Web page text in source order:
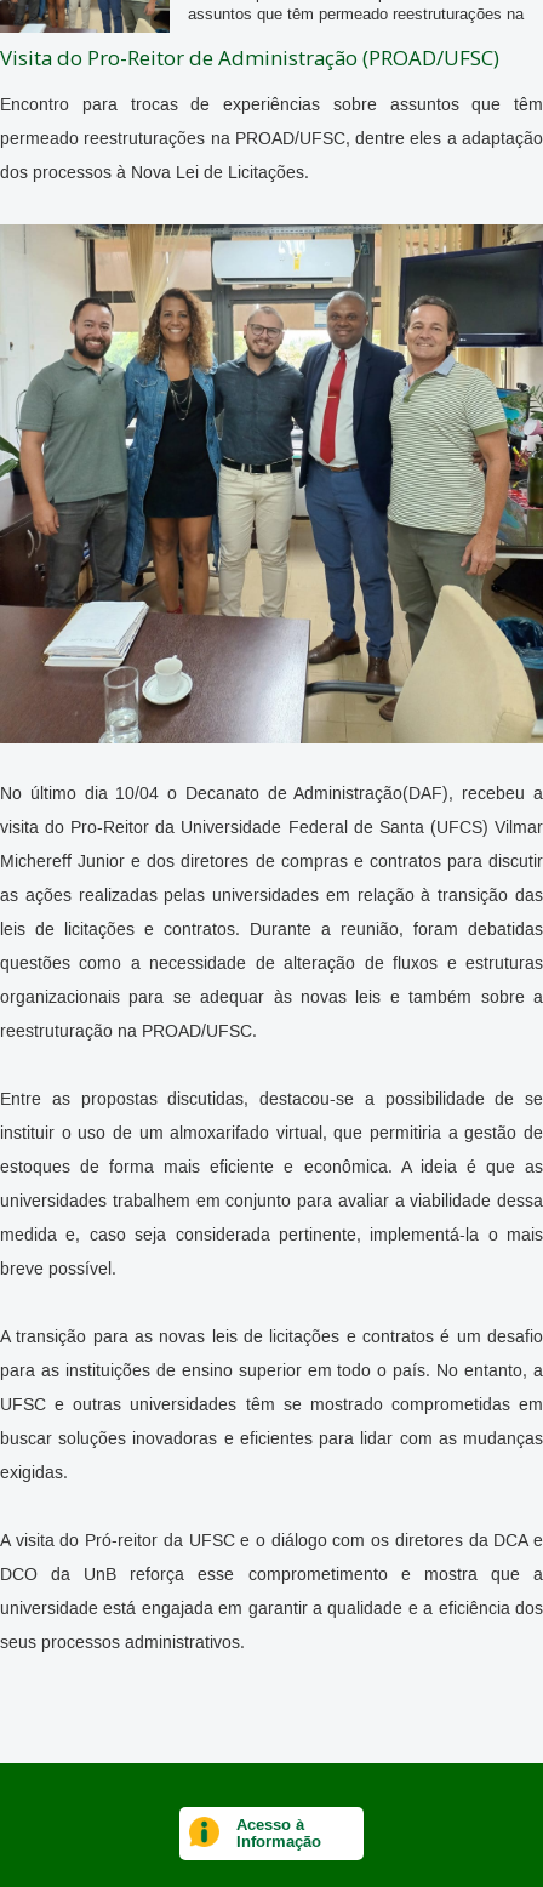
assuntos que têm permeado reestruturações na
processos à Nova Lei de Licitações. No último
dia 10/04 o Decanato de Administração(DAF),
recebeu a visita do Pro-Reitor da Universidade
Federal de Santa (UFCS) Vilmar Michereff Junior
e dos diretores de compras e contratos para
em relação à transição das leis de licitações e
questões como a necessidade de alteração de
fluxos e estruturas organizacionais para se
adequar às novas leis e também sobre a
reestruturação na PROAD/UFSC. Entre as
propostas discutidas, destacou-se a possibilidade
de se instituir o uso de um almoxarifado virtual,
que permitiria a gestão de estoques de forma
mais eficiente e econômica. A ideia é que as
universidades trabalhem em conjunto para avaliar
a viabilidade dessa medida e, caso seja
considerada pertinente, implementá-la o mais
breve possível. A transição para as novas leis de
licitações e contratos é um desafio para as
instituições de ensino superior em todo o país. No
entanto, a UFSC e outras universidades têm se
mostrado comprometidas em buscar soluções
inovadoras e eficientes para lidar com as
mudanças exigidas. A visita do Pró-reitor da
UFSC e o diálogo com os diretores da DCA e
DCO da UnB reforça esse comprometimento e
mostra que a universidade está engajada em
garantir a qualidade e a eficiência dos seus
processos administrativos.
Visita do Pro-Reitor de Administração (PROAD/UFSC)
Encontro para trocas de experiências sobre assuntos que têm
permeado reestruturações na PROAD/UFSC, dentre eles a adaptação
dos processos à Nova Lei de Licitações.
No último dia 10/04 o Decanato de Administração(DAF), recebeu a
visita do Pro-Reitor da Universidade Federal de Santa (UFCS) Vilmar
Michereff Junior e dos diretores de compras e contratos para discutir
as ações realizadas pelas universidades em relação à transição das
leis de licitações e contratos. Durante a reunião, foram debatidas
questões como a necessidade de alteração de fluxos e estruturas
organizacionais para se adequar às novas leis e também sobre a
reestruturação na PROAD/UFSC.
Entre as propostas discutidas, destacou-se a possibilidade de se
instituir o uso de um almoxarifado virtual, que permitiria a gestão de
estoques de forma mais eficiente e econômica. A ideia é que as
universidades trabalhem em conjunto para avaliar a viabilidade dessa
medida e, caso seja considerada pertinente, implementá-la o mais
breve possível.
A transição para as novas leis de licitações e contratos é um desafio
para as instituições de ensino superior em todo o país. No entanto, a
UFSC e outras universidades têm se mostrado comprometidas em
buscar soluções inovadoras e eficientes para lidar com as mudanças
exigidas.
A visita do Pró-reitor da UFSC e o diálogo com os diretores da DCA e
DCO da UnB reforça esse comprometimento e mostra que a
universidade está engajada em garantir a qualidade e a eficiência dos
seus processos administrativos.
Acesso à
Informação